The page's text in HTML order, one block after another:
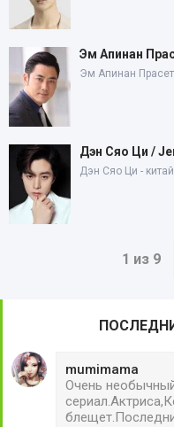
Эм Апинан
Эм Апинан
Дэн Сяо Ци /
Дэн Сяо Ци -
1 из 9
mumimama
Очень